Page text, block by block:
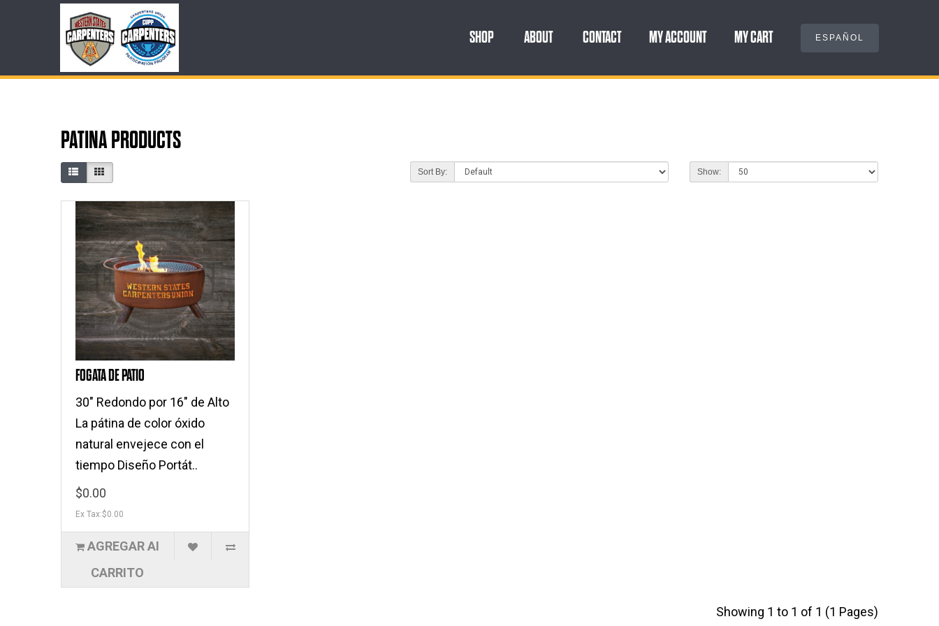
SHOP ABOUT CONTACT MY ACCOUNT MY CART ESPAÑOL
PATINA PRODUCTS
Sort By: Show:
FOGATA DE PATIO
30" Redondo por 16" de Alto
La pátina de color óxido
natural envejece con el
tiempo Diseño Portát..
$0.00
Ex Tax:$0.00
AGREGAR AI
CARRITO
Showing 1 to 1 of 1 (1 Pages)